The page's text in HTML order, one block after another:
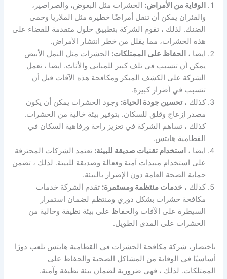
الوقاية من الأمراض: الحشرات مثل البعوض، والصراصير،
والفئران يمكن أن تنقل أمراضًا خطيرة مثل الملاريا وحمى
الضنك. لذلك ، تقوم الشركة بتطبيق حلول متقدمة للقضاء على
هذه الحشرات، مما يقلل من خطر انتشار الأمراض.
ايضا ، الحفاظ على الممتلكات: الحشرات مثل النمل الأبيض
يمكن أن تتسبب في تلف كبير للمباني والأثاث. ايضا ، تعمل
الشركة على الكشف المبكر ومكافحة هذه الآفات قبل أن
تتسبب في أضرار كبيرة.
كذلك ،تحسين جودة الحياة: وجود الحشرات يمكن أن يكون
مصدر إزعاج وقلق للسكان. بتوفير بيئة خالية من الحشرات.
كذلك ، تساهم الشركة في تعزيز راحة ورفاهية السكان في
القطامية هايتس.
ايضا ، استخدام تقنيات صديقة للبيئة: تعتمد الشركات المحترفة
على استخدام مبيدات آمنة وفعالة وصديقة للبيئة. لذلك ، تضمن
حماية الصحة العامة دون الإضرار بالبيئة.
كذلك ،خدمات منتظمة ومستمرة: تقدم الشركة خدمات
مكافحة حشرات بشكل دوري ومنتظم لضمان استمرار
السيطرة على الآفات والحفاظ على بيئة نظيفة وخالية من
الحشرات على المدى الطويل.
باختصار، شركة مكافحة الحشرات في القطامية هايتس تلعب دورًا
أساسيًا في الوقاية من المشاكل الصحية والحفاظ على
الممتلكات. لذلك ، فهي ضرورية لضمان بيئة نظيفة وآمنة.